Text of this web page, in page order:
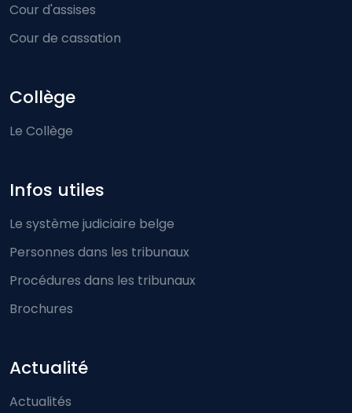
Cour d'assises
Cour de cassation
Collège
Le Collège
Infos utiles
Le système judiciaire belge
Personnes dans les tribunaux
Procédures dans les tribunaux
Brochures
Actualité
Actualités